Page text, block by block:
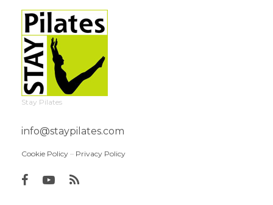
Stay Pilates
info@staypilates.com
Cookie Policy – Privacy Policy